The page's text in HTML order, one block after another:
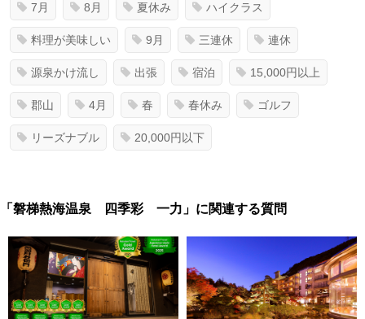
7月 8月 夏休み ハイクラス
料理が美味しい 9月 三連休 連休
源泉かけ流し 出張 宿泊 15,000円以上
郡山 4月 春 春休み ゴルフ
リーズナブル 20,000円以下
「磐梯熱海温泉 四季彩 一力」に関連する質問